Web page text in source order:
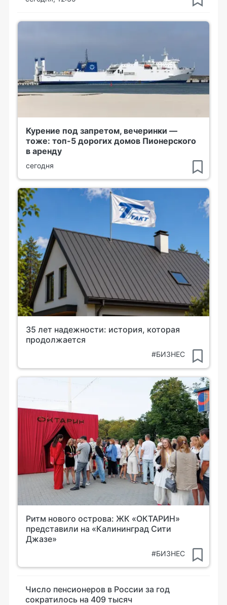
Курение под запретом, вечеринки —
тоже: топ-5 дорогих домов Пионерского
в аренду
сегодня
35 лет надежности: история, которая
продолжается
#БИЗНЕС
Ритм нового острова: ЖК «ОКТАРИН»
представили на «Калининград Сити
Джазе»
#БИЗНЕС
Число пенсионеров в России за год
сократилось на 409 тысяч